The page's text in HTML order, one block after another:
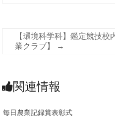
【環境科学科】鑑定競技
業クラブ】
→
関連情報
毎日農業記録賞表彰式